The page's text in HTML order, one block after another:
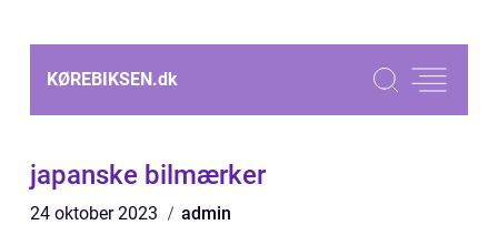
KØREBIKSEN.dk
japanske bilmærker
24 oktober 2023 admin